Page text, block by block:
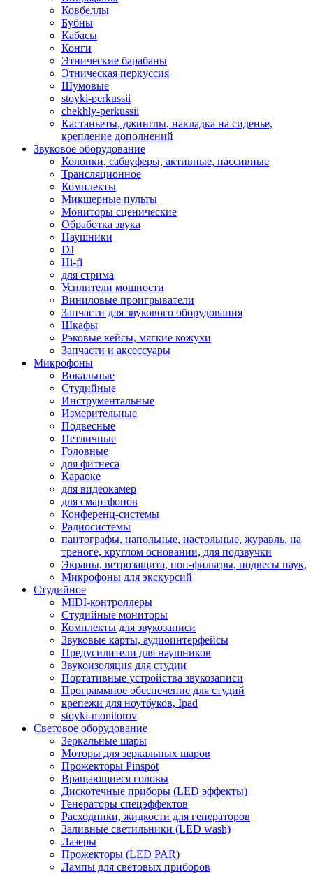
Ковбеллы
Бубны
Кабасы
Конги
Этнические барабаны
Этническая перкуссия
Шумовые
stoyki-perkussii
chekhly-perkussii
Кастаньеты, джинглы, накладка на сиденье,
крепление дополнений
Звуковое оборудование
Колонки, сабвуферы, активные, пассивные
Трансляционное
Комплекты
Микшерные пульты
Мониторы сценические
Обработка звука
Наушники
DJ
Hi-fi
для стрима
Усилители мощности
Виниловые проигрыватели
Запчасти для звукового оборудования
Шкафы
Рэковые кейсы, мягкие кожухи
Запчасти и аксессуары
Микрофоны
Вокальные
Студийные
Инструментальные
Измерительные
Подвесные
Петличные
Головные
для фитнеса
Караоке
для видеокамер
для смартфонов
Конференц-системы
Радиосистемы
пантографы, напольные, настольные, журавль, на
треноге, круглом основании, для подзвучки
Экраны, ветрозащита, поп-фильтры, подвесы паук,
Микрофоны для экскурсий
Студийное
MIDI-контроллеры
Студийные мониторы
Комплекты для звукозаписи
Звуковые карты, аудиоинтерфейсы
Предусилители для наушников
Звукоизоляция для студии
Портативные устройства звукозаписи
Программное обеспечение для студий
крепежи для ноутбуков, Ipad
stoyki-monitorov
Световое оборудование
Зеркальные шары
Моторы для зеркальных шаров
Прожекторы Pinspot
Вращающиеся головы
Дискотечные приборы (LED эффекты)
Генераторы спецэффектов
Расходники, жидкости для генераторов
Заливные светильники (LED wash)
Лазеры
Прожекторы (LED PAR)
Лампы для световых приборов